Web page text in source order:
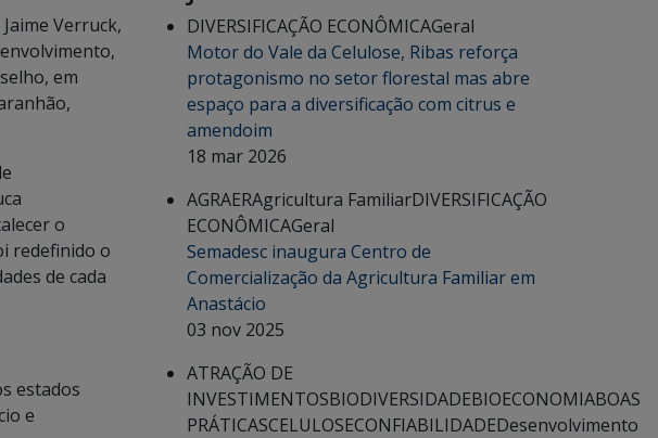
Verruck,
em
o
redefinido o
de cada
estados
e
DIVERSIFICAÇÃO ECONÔMICAGeral
Motor do Vale da Celulose, Ribas reforça
protagonismo no setor florestal mas abre
espaço para a diversificação com citrus e
amendoim
18 mar 2026
AGRAERAgricultura FamiliarDIVERSIFICAÇÃO
ECONÔMICAGeral
Semadesc inaugura Centro de
Comercialização da Agricultura Familiar em
Anastácio
03 nov 2025
ATRAÇÃO DE
INVESTIMENTOSBIODIVERSIDADEBIOECONOMIABOAS
PRÁTICASCELULOSECONFIABILIDADEDesenvolvimento